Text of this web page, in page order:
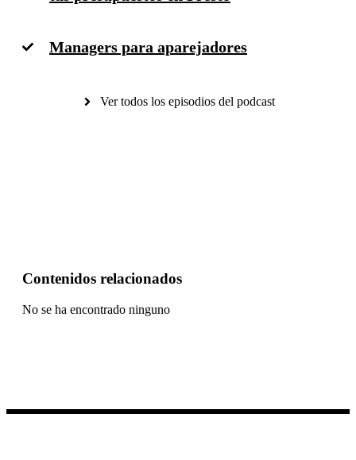
Managers para aparejadores
Ver todos los episodios del podcast
Contenidos relacionados
No se ha encontrado ninguno